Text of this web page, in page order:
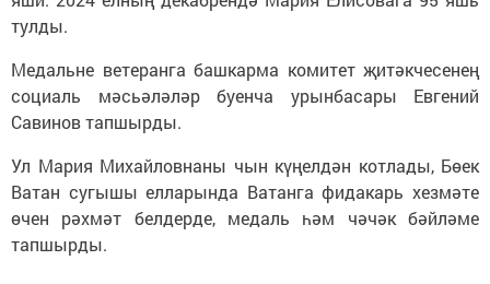
тулды.
Медальне ветеранга башкарма комитет җитәкчесенең
социаль мәсьәләләр буенча урынбасары Евгений
Савинов тапшырды.
Ул Мария Михайловнаны чын күңелдән котлады, Бөек
Ватан сугышы елларында Ватанга фидакарь хезмәте
өчен рәхмәт белдерде, медаль һәм чәчәк бәйләме
тапшырды.